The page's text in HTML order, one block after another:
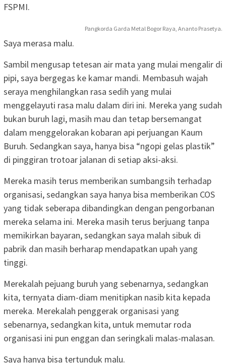
FSPMI.
Pangkorda Garda Metal Bogor Raya, Ananto Prasetya.
Saya merasa malu.
Sambil mengusap tetesan air mata yang mulai mengalir di
pipi, saya bergegas ke kamar mandi. Membasuh wajah
seraya menghilangkan rasa sedih yang mulai
menggelayuti rasa malu dalam diri ini. Mereka yang sudah
bukan buruh lagi, masih mau dan tetap bersemangat
dalam menggelorakan kobaran api perjuangan Kaum
Buruh. Sedangkan saya, hanya bisa “ngopi gelas plastik”
di pinggiran trotoar jalanan di setiap aksi-aksi.
Mereka masih terus memberikan sumbangsih terhadap
organisasi, sedangkan saya hanya bisa memberikan COS
yang tidak seberapa dibandingkan dengan pengorbanan
mereka selama ini. Mereka masih terus berjuang tanpa
memikirkan bayaran, sedangkan saya malah sibuk di
pabrik dan masih berharap mendapatkan upah yang
tinggi.
Merekalah pejuang buruh yang sebenarnya, sedangkan
kita, ternyata diam-diam menitipkan nasib kita kepada
mereka. Merekalah penggerak organisasi yang
sebenarnya, sedangkan kita, untuk memutar roda
organisasi ini pun enggan dan seringkali malas-malasan.
Saya hanya bisa tertunduk malu.